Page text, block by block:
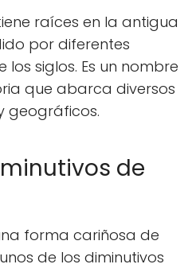
raíces en la antigua
por diferentes
siglos. Es un nombre
que abarca diversos
geográficos.
de
forma cariñosa de
de los diminutivos